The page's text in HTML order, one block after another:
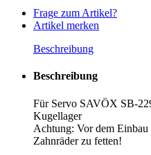
Frage zum Artikel?
Artikel merken
Beschreibung
Beschreibung
Für Servo SAVÖX SB-
Kugellager
Achtung: Vor dem Einbau
Zahnräder zu fetten!